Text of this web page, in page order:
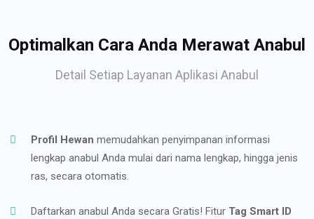
Optimalkan Cara Anda Merawat Anabul
Detail Setiap Layanan Aplikasi Anabul
Profil Hewan memudahkan penyimpanan informasi
lengkap anabul Anda mulai dari nama lengkap, hingga jenis
ras, secara otomatis.
Daftarkan anabul Anda secara Gratis! Fitur Tag Smart ID